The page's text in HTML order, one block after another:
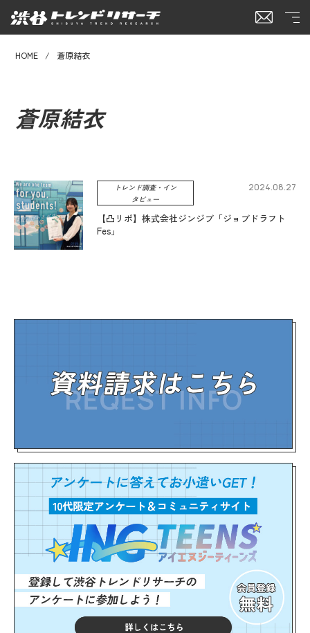
HOME 蒼原結衣
蒼原結衣
トレンド調査・イン
タビュー
2024.08.27
【凸リポ】株式会社ジンジブ「ジョブドラフト
Fes」